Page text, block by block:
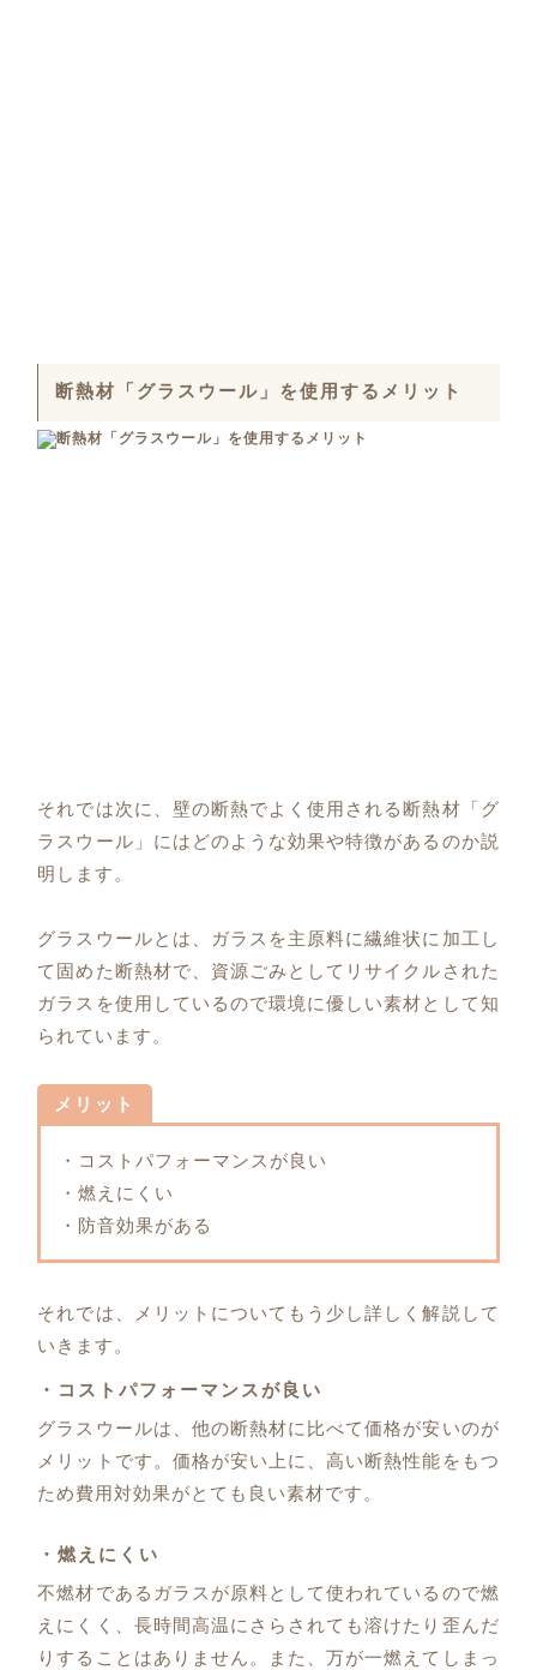
断熱材「グラスウール」を使用するメリット
それでは次に、壁の断熱でよく使用される断熱材「グ
ラスウール」にはどのような効果や特徴があるのか説
明します。
グラスウールとは、ガラスを主原料に繊維状に加工し
て固めた断熱材で、資源ごみとしてリサイクルされた
ガラスを使用しているので環境に優しい素材として知
られています。
メリット
・コストパフォーマンスが良い
・燃えにくい
・防音効果がある
それでは、メリットについてもう少し詳しく解説して
いきます。
・コストパフォーマンスが良い
グラスウールは、他の断熱材に比べて価格が安いのが
メリットです。価格が安い上に、高い断熱性能をもつ
ため費用対効果がとても良い素材です。
・燃えにくい
不燃材であるガラスが原料として使われているので燃
えにくく、長時間高温にさらされても溶けたり歪んだ
りすることはありません。また、万が一燃えてしまっ